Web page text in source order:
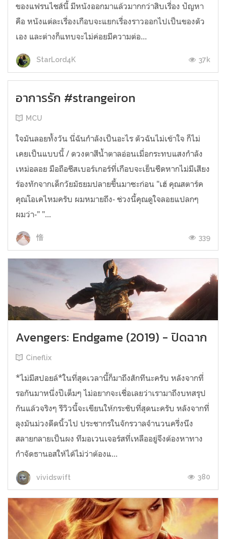
ของแฟรนไชส์นี้ มีหนังออกมาแล้วมากกว่าสิบเรื่อง ปัญหา
คือ หนังแต่ละเรื่องเกือบจะแยกเรื่องราวออกไปเป็นของตัว
เอง และต่างก็แทบจะไม่ค่อยมีความต่อ...
StarLord4K 37k
อาการรัก #strangeiron
MCU
ใจมันลอยทั้งวัน นี่ฉันกำลังเป็นอะไร ตัวฉันไม่เข้าใจ ก็ไม่
เคยเป็นแบบนี้ / ดวงตาสีน้ำตาลอ่อนเมื่อกระทบแสงกำลัง
เหม่อลอย มือถือชีสเบอร์เกอร์ที่เกือบจะเย็นชืดหากไม่มีเสียง
ร้องทักจากเด็กวัยมัธยมปลายขึ้นมาซะก่อน "เฮ้ คุณสตาร์ค
คุณโอเคไหมครับ ผมหมายถึง- ช่วงนี้คุณดูใจลอยแปลกๆ
ผมว่า-" "...
愔 339
Avengers: Endgame (2019) - ปิดฉาก
Cineflix
*ไม่มีสปอยล์*ในที่สุดเวลานี้ก็มาถึงสักทีนะครับ หลังจากที่
รอกันมาหนึ่งปีเต็มๆ ไม่อยากจะเชื่อเลยว่าเรามาถึงบทสรุป
กันแล้วจริงๆ รีวิวนี้จะเขียนให้กระชับที่สุดนะครับ หลังจากที่
ลุงมันม่วงดีดนิ้วไป ประชากรในจักรวาลจำนวนครึ่งนึง
สลายกลายเป็นผง ทีมอเวนเจอร์สที่เหลืออยู่จึงต้องหาทาง
กำจัดธานอสให้ได้ไม่ว่าต้องแ...
vividswift 380